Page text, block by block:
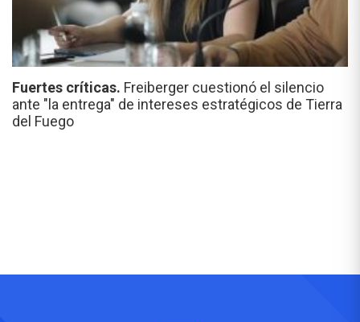
Fuertes críticas. Freiberger cuestionó el silencio
ante "la entrega" de intereses estratégicos de Tierra
del Fuego